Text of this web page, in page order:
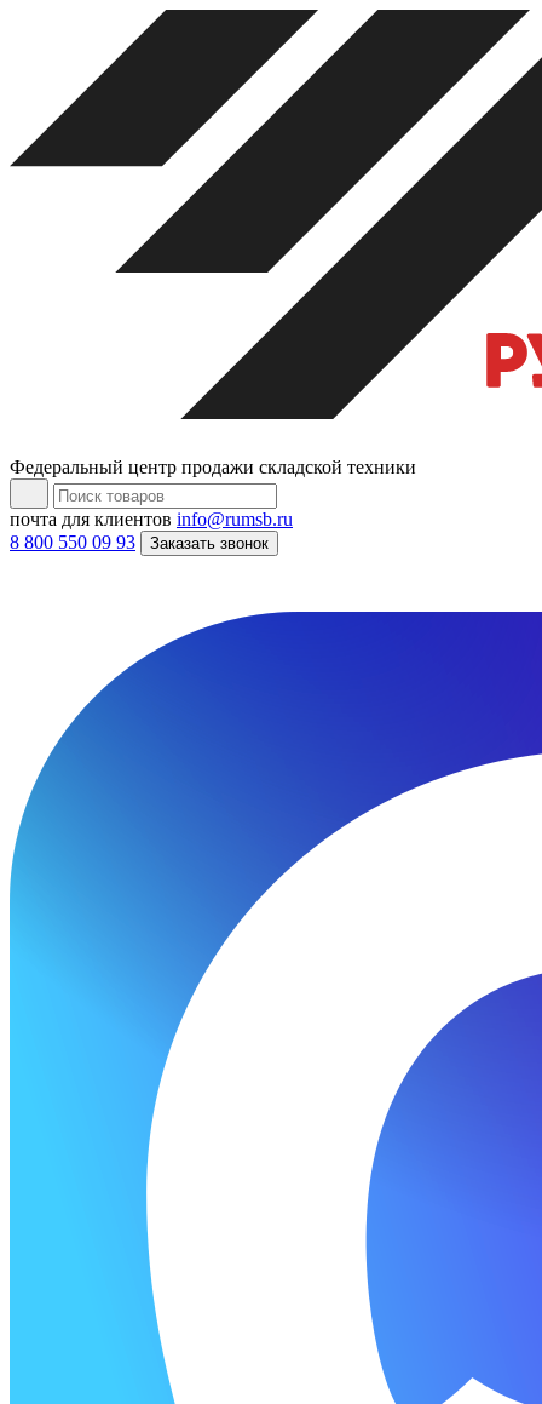
Федеральный центр продажи складской техники
почта для клиентов info@rumsb.ru
8 800 550 09 93
Заказать звонок